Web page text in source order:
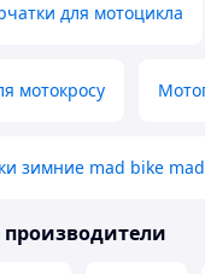
для мотоцикла
мотокросу
зимние mad bike